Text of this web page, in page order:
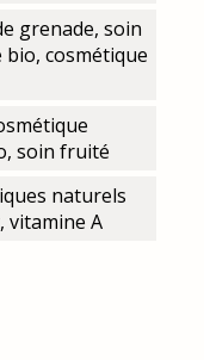
grenade, soin
cosmétique
soin fruité
naturels
vitamine A